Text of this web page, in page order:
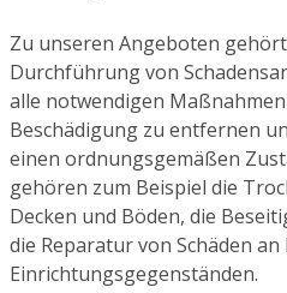
Zu unseren Angeboten
Durchführung von
alle notwendigen
Beschädigung zu entfernen
einen ordnungsgemäßen
gehören zum Beispiel die
Decken und Böden, die
die Reparatur von Schäden
Einrichtungsgegenständen.